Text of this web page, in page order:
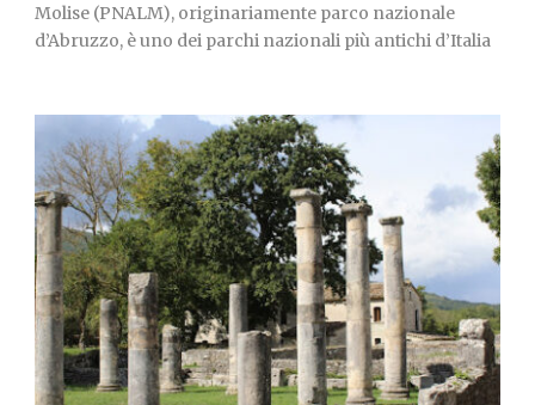
Molise (PNALM), originariamente parco nazionale
d’Abruzzo, è uno dei parchi nazionali più antichi d’Italia